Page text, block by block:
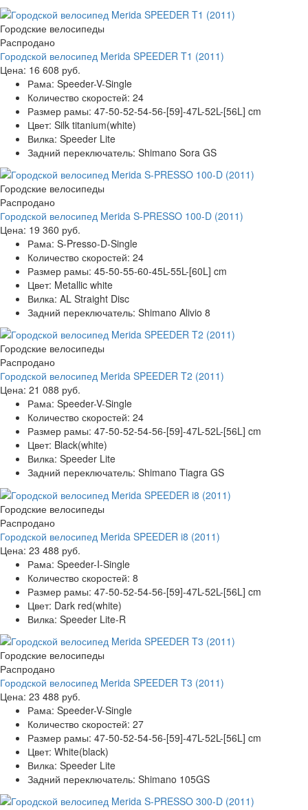
Городские велосипеды
Распродано
Городской велосипед Merida SPEEDER T1 (2011)
Цена: 16 608 руб.
Рама: Speeder-V-Single
Количество скоростей: 24
Размер рамы: 47-50-52-54-56-[59]-47L-52L-[56L] cm
Цвет: Silk titanium(white)
Вилка: Speeder Lite
Задний переключатель: Shimano Sora GS
Городские велосипеды
Распродано
Городской велосипед Merida S-PRESSO 100-D (2011)
Цена: 19 360 руб.
Рама: S-Presso-D-Single
Количество скоростей: 24
Размер рамы: 45-50-55-60-45L-55L-[60L] cm
Цвет: Metallic white
Вилка: AL Straight Disc
Задний переключатель: Shimano Alivio 8
Городские велосипеды
Распродано
Городской велосипед Merida SPEEDER T2 (2011)
Цена: 21 088 руб.
Рама: Speeder-V-Single
Количество скоростей: 24
Размер рамы: 47-50-52-54-56-[59]-47L-52L-[56L] cm
Цвет: Black(white)
Вилка: Speeder Lite
Задний переключатель: Shimano Tiagra GS
Городские велосипеды
Распродано
Городской велосипед Merida SPEEDER i8 (2011)
Цена: 23 488 руб.
Рама: Speeder-I-Single
Количество скоростей: 8
Размер рамы: 47-50-52-54-56-[59]-47L-52L-[56L] cm
Цвет: Dark red(white)
Вилка: Speeder Lite-R
Городские велосипеды
Распродано
Городской велосипед Merida SPEEDER T3 (2011)
Цена: 23 488 руб.
Рама: Speeder-V-Single
Количество скоростей: 27
Размер рамы: 47-50-52-54-56-[59]-47L-52L-[56L] cm
Цвет: White(black)
Вилка: Speeder Lite
Задний переключатель: Shimano 105GS